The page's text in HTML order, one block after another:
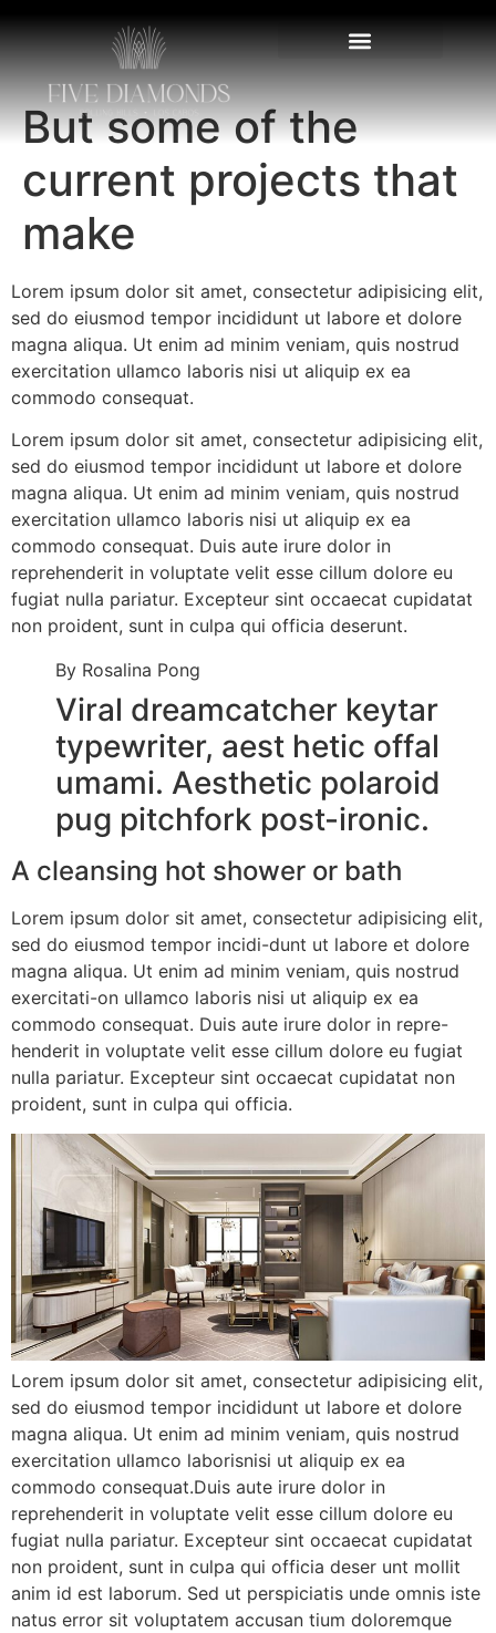
But some of the
current projects that
make
Lorem ipsum dolor sit amet, consectetur adipisicing elit,
sed do eiusmod tempor incididunt ut labore et dolore
magna aliqua. Ut enim ad minim veniam, quis nostrud
exercitation ullamco laboris nisi ut aliquip ex ea
commodo consequat.
Lorem ipsum dolor sit amet, consectetur adipisicing elit,
sed do eiusmod tempor incididunt ut labore et dolore
magna aliqua. Ut enim ad minim veniam, quis nostrud
exercitation ullamco laboris nisi ut aliquip ex ea
commodo consequat. Duis aute irure dolor in
reprehenderit in voluptate velit esse cillum dolore eu
fugiat nulla pariatur. Excepteur sint occaecat cupidatat
non proident, sunt in culpa qui officia deserunt.
By Rosalina Pong
Viral dreamcatcher keytar
typewriter, aest hetic offal
umami. Aesthetic polaroid
pug pitchfork post-ironic.
A cleansing hot shower or bath
Lorem ipsum dolor sit amet, consectetur adipisicing elit,
sed do eiusmod tempor incidi-dunt ut labore et dolore
magna aliqua. Ut enim ad minim veniam, quis nostrud
exercitati-on ullamco laboris nisi ut aliquip ex ea
commodo consequat. Duis aute irure dolor in repre-
henderit in voluptate velit esse cillum dolore eu fugiat
nulla pariatur. Excepteur sint occaecat cupidatat non
proident, sunt in culpa qui officia.
Lorem ipsum dolor sit amet, consectetur adipisicing elit,
sed do eiusmod tempor incididunt ut labore et dolore
magna aliqua. Ut enim ad minim veniam, quis nostrud
exercitation ullamco laborisnisi ut aliquip ex ea
commodo consequat.Duis aute irure dolor in
reprehenderit in voluptate velit esse cillum dolore eu
fugiat nulla pariatur. Excepteur sint occaecat cupidatat
non proident, sunt in culpa qui officia deser unt mollit
anim id est laborum. Sed ut perspiciatis unde omnis iste
natus error sit voluptatem accusan tium doloremque